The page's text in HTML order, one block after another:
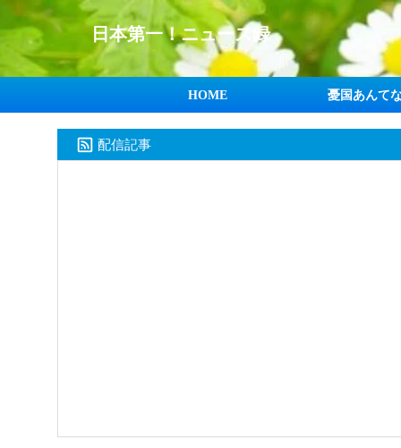
日本第一！ニュース録
HOME 憂国あんて
配信記事